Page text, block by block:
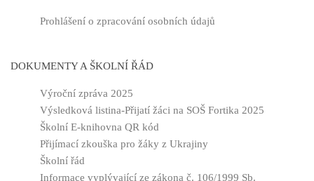
Prohlášení o zpracování osobních údajů
DOKUMENTY A ŠKOLNÍ ŘÁD
Výroční zpráva 2025
Výsledková listina-Přijatí žáci na SOŠ Fortika 2025
Školní E-knihovna QR kód
Přijímací zkouška pro žáky z Ukrajiny
Školní řád
Informace vyplývající ze zákona č. 106/1999 Sb.